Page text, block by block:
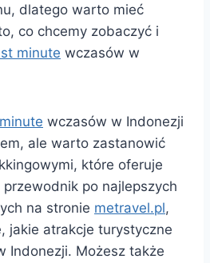
dlatego warto mieć
co chcemy zobaczyć i
minute wczasów w
wczasów w Indonezji
ale warto zastanowić
które oferuje
po najlepszych
na stronie metravel.pl,
jakie atrakcje turystyczne
Indonezji. Możesz także